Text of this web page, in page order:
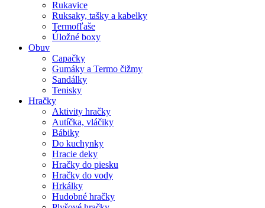
Rukavice
Ruksaky, tašky a kabelky
Termofľaše
Úložné boxy
Obuv
Capačky
Gumáky a Termo čižmy
Sandálky
Tenisky
Hračky
Aktivity hračky
Autíčka, vláčiky
Bábiky
Do kuchynky
Hracie deky
Hračky do piesku
Hračky do vody
Hrkálky
Hudobné hračky